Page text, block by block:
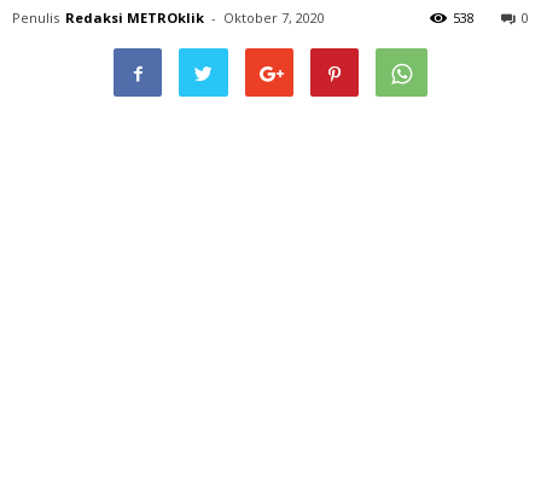
Penulis Redaksi METROklik - Oktober 7, 2020 0
538